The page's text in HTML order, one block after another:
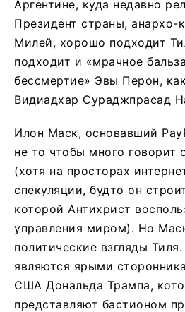
Аргентине, куда недавно
Президент страны, анархо-
Милей, хорошо подходит
подходит и «мрачное
бессмертие» Эвы Перон,
Видиадхар Сураджпрасад
Илон Маск, основавший
не то чтобы много говорит
(хотя на просторах
спекуляции, будто он
которой Антихрист
управления миром). Но
политические взгляды
являются ярыми
США Дональда Трампа,
представляют бастионом